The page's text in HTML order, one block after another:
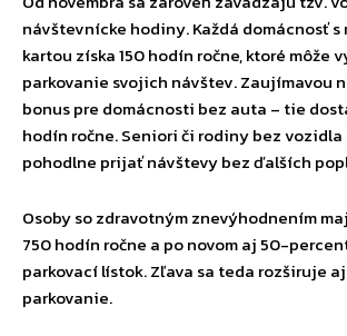
návštevnícke hodiny. Každá domácnosť
kartou získa 150 hodín ročne, ktoré môže
parkovanie svojich návštev. Zaujímavou
bonus pre domácnosti bez auta – tie
hodín ročne. Seniori či rodiny bez vozidla
pohodlne prijať návštevy bez ďalších
Osoby so zdravotným znevýhodnením
750 hodín ročne a po novom aj 50-
parkovací lístok. Zľava sa teda rozširuje
parkovanie.